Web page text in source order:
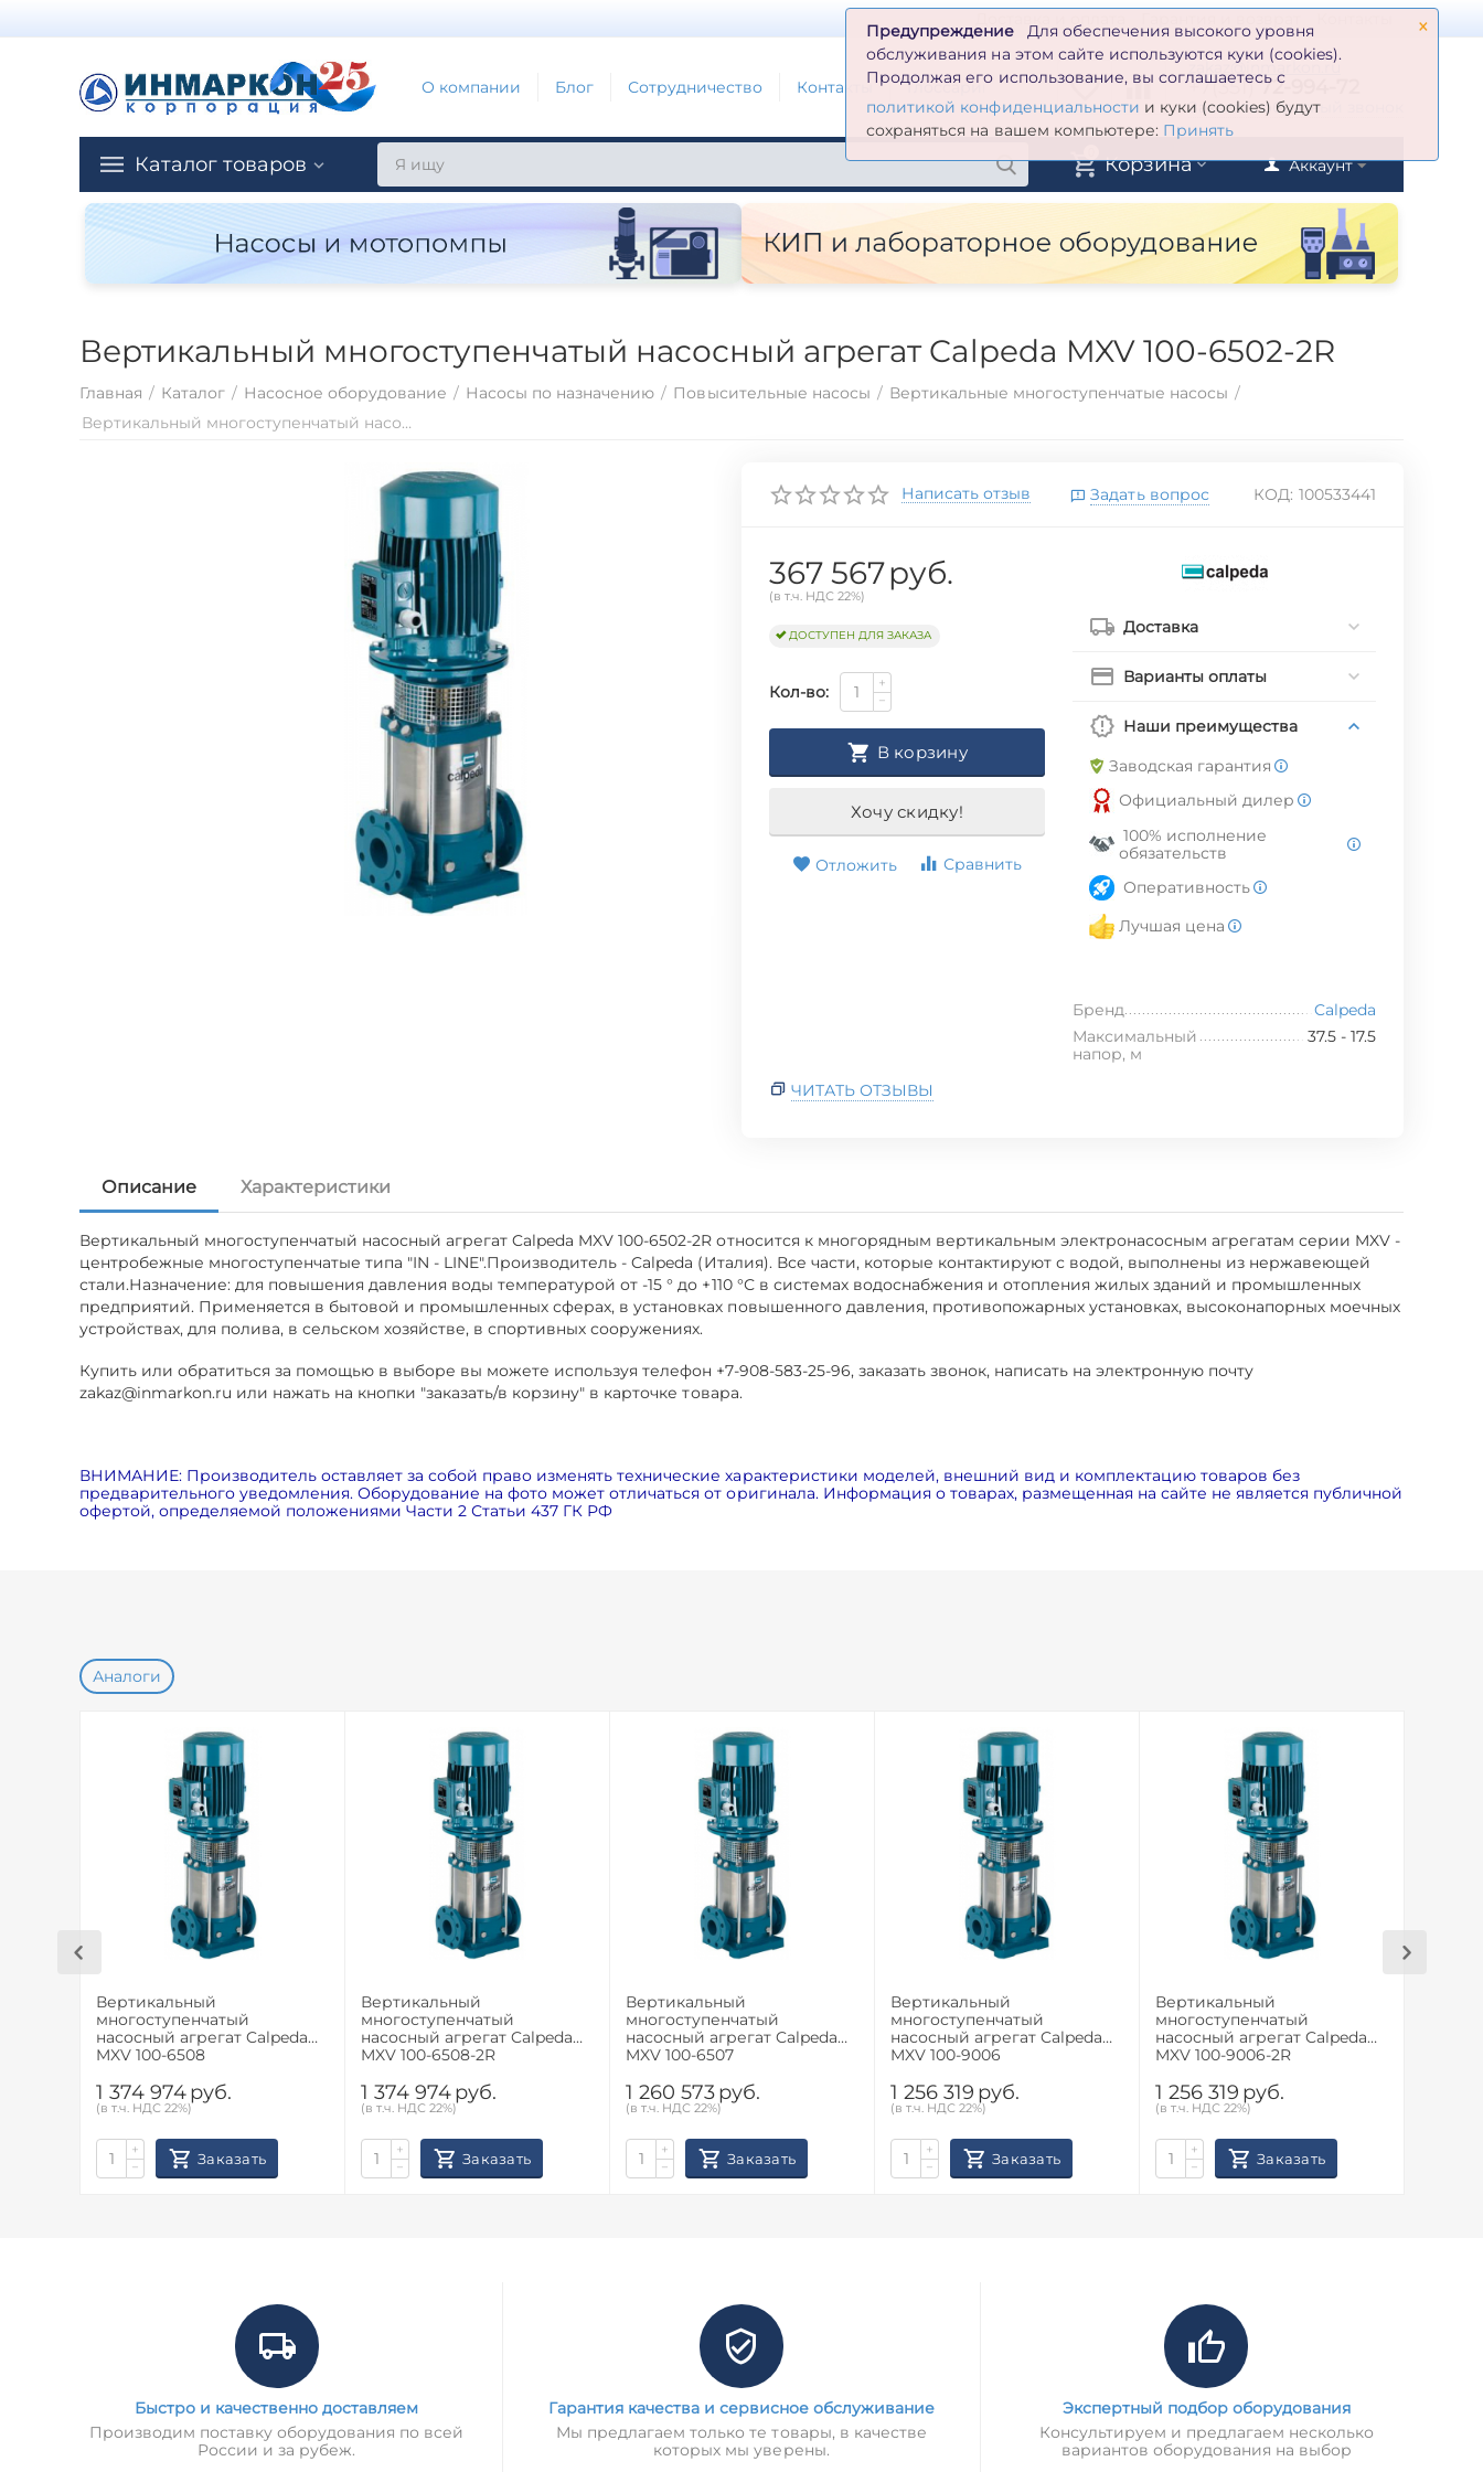
×
Предупреждение
Для обеспечения высокого уровня
обслуживания на этом сайте используются куки (cookies).
Продолжая его использование, вы соглашаетесь с
политикой конфиденциальности и куки (cookies) будут
сохраняться на вашем компьютере: Принять
О компании Блог Сотрудничество Контакты Глоссарий
zakaz@inmarkon.ru
+7(351)72-994-72
Заказать обратный звонок
Каталог товаров Аккаунт
Корзина
Вертикальный многоступенчатый насосный агрегат Calpeda MXV 100-6502-2R
Главная / Каталог / Насосное оборудование / Насосы по назначению / Повысительные насосы / Вертикальные многоступенчатые насосы /
Вертикальный многоступенчатый насосный агрегат Calpeda MXV 100-6502-2R
Написать отзыв Задать вопрос КОД: 100533441
367 567руб.
(в т.ч. НДС 22%)
ДОСТУПЕН ДЛЯ ЗАКАЗА
Кол-во:
+
−
В корзину
Хочу скидку!
Отложить Сравнить
Доставка
Варианты оплаты
Наши преимущества
Заводская гарантия
Официальный дилер
100% исполнение
обязательств
Оперативность
Лучшая цена
Бренд
Calpeda
Максимальный
напор, м
37.5 - 17.5
ЧИТАТЬ ОТЗЫВЫ
Описание Характеристики
Вертикальный многоступенчатый насосный агрегат Calpeda MXV 100-6502-2R относится к многорядным вертикальным электронасосным агрегатам серии MXV -
центробежные многоступенчатые типа "IN - LINE".Производитель - Calpeda (Италия). Все части, которые контактируют с водой, выполнены из нержавеющей
стали.Назначение: для повышения давления воды температурой от -15 ° до +110 °С в системах водоснабжения и отопления жилых зданий и промышленных
предприятий. Применяется в бытовой и промышленных сферах, в установках повышенного давления, противопожарных установках, высоконапорных моечных
устройствах, для полива, в сельском хозяйстве, в спортивных сооружениях.
Купить или обратиться за помощью в выборе вы можете используя телефон +7-908-583-25-96, заказать звонок, написать на электронную почту
zakaz@inmarkon.ru или нажать на кнопки "заказать/в корзину" в карточке товара.
ВНИМАНИЕ: Производитель оставляет за собой право изменять технические характеристики моделей, внешний вид и комплектацию товаров без
предварительного уведомления. Оборудование на фото может отличаться от оригинала. Информация о товарах, размещенная на сайте не является публичной
офертой, определяемой положениями Части 2 Статьи 437 ГК РФ
Аналоги
Вертикальный
многоступенчатый
насосный агрегат Calpeda
MXV 100-6508
1 374 974руб.
(в т.ч. НДС 22%)
+
−
Заказать
Вертикальный
многоступенчатый
насосный агрегат Calpeda
MXV 100-6508-2R
1 374 974руб.
(в т.ч. НДС 22%)
+
−
Заказать
Вертикальный
многоступенчатый
насосный агрегат Calpeda
MXV 100-6507
1 260 573руб.
(в т.ч. НДС 22%)
+
−
Заказать
Вертикальный
многоступенчатый
насосный агрегат Calpeda
MXV 100-9006
1 256 319 руб.
(в т.ч. НДС 22%)
+
−
Заказать
Вертикальный
многоступенчатый
насосный агрегат Calpeda
MXV 100-9006-2R
1 256 319 руб.
(в т.ч. НДС 22%)
+
−
Заказать
Быстро и качественно доставляем
Производим поставку оборудования по всей
России и за рубеж.
Гарантия качества и сервисное обслуживание
Мы предлагаем только те товары, в качестве
которых мы уверены.
Экспертный подбор оборудования
Консультируем и предлагаем несколько
вариантов оборудования на выбор